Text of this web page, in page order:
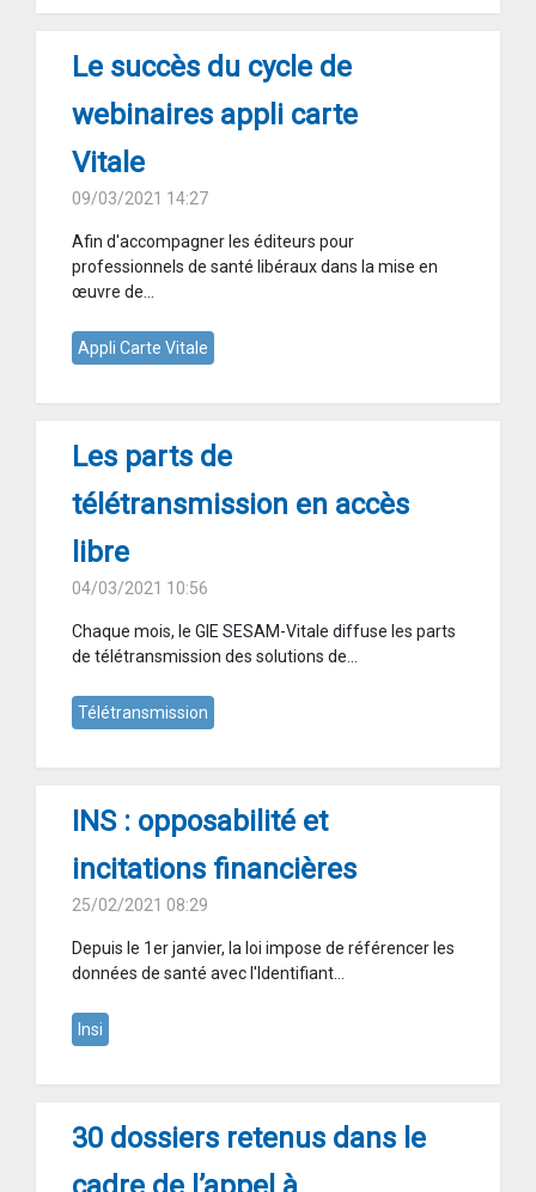
Le succès du cycle de
webinaires appli carte
Vitale
09/03/2021 14:27
Afin d'accompagner les éditeurs pour
professionnels de santé libéraux dans la mise en
œuvre de...
Appli Carte Vitale
Les parts de
télétransmission en accès
libre
04/03/2021 10:56
Chaque mois, le GIE SESAM-Vitale diffuse les parts
de télétransmission des solutions de...
Télétransmission
INS : opposabilité et
incitations financières
25/02/2021 08:29
Depuis le 1er janvier, la loi impose de référencer les
données de santé avec l'Identifiant...
Insi
30 dossiers retenus dans le